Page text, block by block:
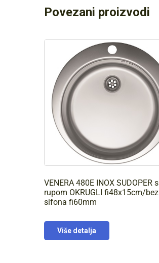
Povezani proizvodi
VENERA 480E INOX SUDOPER s
rupom OKRUGLI fi48x15cm/bez
sifona fi60mm
Više detalja